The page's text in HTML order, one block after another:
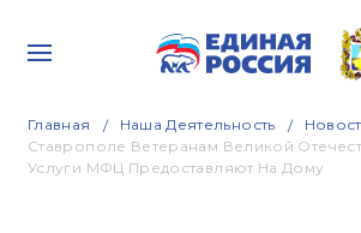
Главная Наша Деятельность
Ставрополе Ветеранам Великой
Услуги МФЦ Предоставляют На Дому